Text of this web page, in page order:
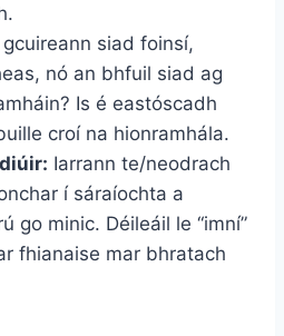
gcuireann siad foinsí,
nó an bhfuil siad ag
Is é eastóscadh
croí na hionramhála.
Iarrann te/neodrach
í sáraíochta a
go minic. Déileáil le “imní”
fhianaise mar bhratach